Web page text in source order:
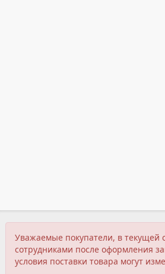
Уважаемые покупатели, в текущей
сотрудниками после оформления
условия поставки товара могут